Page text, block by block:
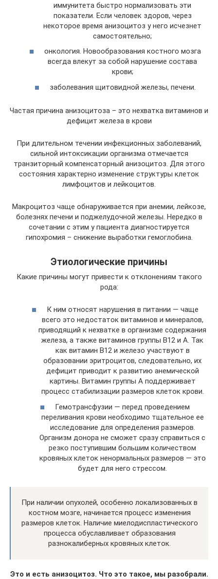
иммунитета быстро нормализовать эти
показатели. Если человек здоров, через
некоторое время анизоцитоз у него исчезнет
самостоятельно;
онкология. Новообразования костного мозга
всегда влекут за собой нарушение состава
крови;
заболевания щитовидной железы, печени.
Частая причина анизоцитоза – это нехватка витаминов и
дефицит железа в крови
При длительном течении инфекционных заболеваний,
сильной интоксикации организма отмечается
транзиторный компенсаторный анизоцитоз. Для этого
состояния характерно изменение структуры клеток
лимфоцитов и лейкоцитов.
Макроцитоз чаще обнаруживается при анемии, лейкозе,
болезнях печени и поджелудочной железы. Нередко в
сочетании с этим у пациента диагностируется
гипохромия – снижение выработки гемоглобина.
Этиологические причины
Какие причины могут привести к отклонениям такого
рода:
К ним относят нарушения в питании — чаще
всего это недостаток витаминов и минералов,
приводящий к нехватке в организме содержания
железа, а также витаминов группы В12 и А. Так
как витамин В12 и железо участвуют в
образовании эритроцитов, следовательно, их
дефицит приводит к развитию анемической
картины. Витамин группы А поддерживает
процесс стабилизации размеров клеток крови.
Гемотрансфузии — перед проведением
переливания крови необходимо тщательное ее
исследование для определения размеров.
Организм донора не сможет сразу справиться с
резко поступившим большим количеством
кровяных клеток ненормальных размеров — это
будет для него стрессом.
При наличии опухолей, особенно локализованных в
костном мозге, начинается процесс изменения
размеров клеток. Наличие миелодиспластического
процесса обуславливает образования
разнокалиберных кровяных клеток.
Это и есть анизоцитоз. Что это такое, мы разобрали.